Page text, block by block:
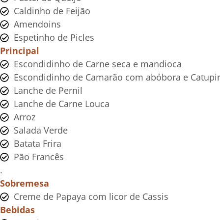
Caldinho de Feijão
Amendoins
Espetinho de Picles
Principal
Escondidinho de Carne seca e mandioca
Escondidinho de Camarão com abóbora e
Lanche de Pernil
Lanche de Carne Louca
Arroz
Salada Verde
Batata Frira
Pão Francês
.
Sobremesa
Creme de Papaya com licor de Cassis
Bebidas